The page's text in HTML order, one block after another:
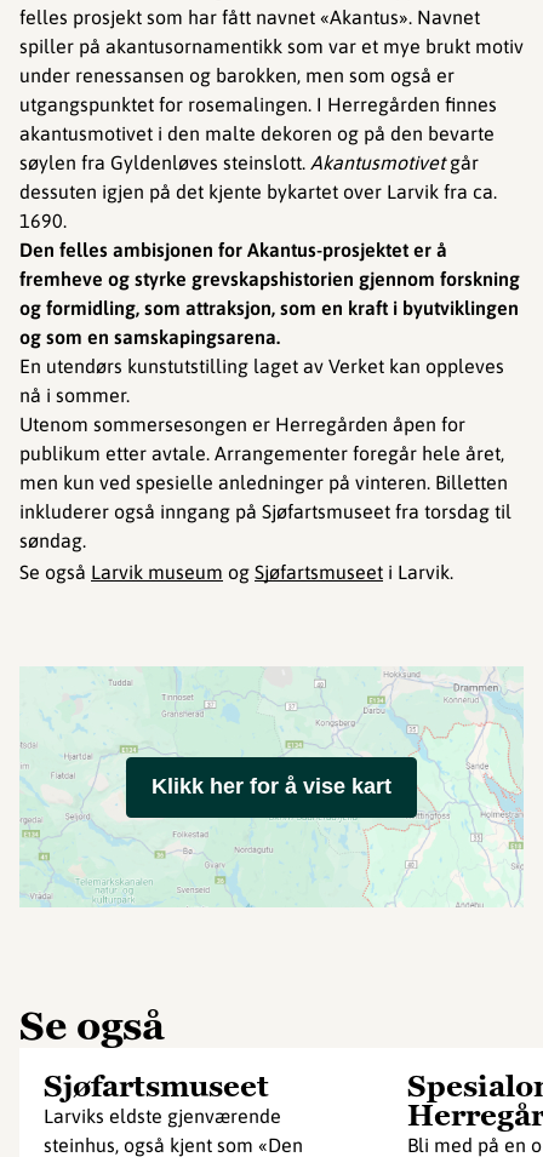
felles prosjekt som har fått navnet «Akantus». Navnet
spiller på akantusornamentikk som var et mye brukt motiv
under renessansen og barokken, men som også er
utgangspunktet for rosemalingen. I Herregården finnes
akantusmotivet i den malte dekoren og på den bevarte
søylen fra Gyldenløves steinslott. Akantusmotivetgår
dessuten igjen på det kjente bykartet over Larvik fra ca.
1690.
Den felles ambisjonen for Akantus-prosjektet er å
fremheve og styrke grevskapshistorien gjennom forskning
og formidling, som attraksjon, som en kraft i byutviklingen
og som en samskapingsarena.
En utendørs kunstutstilling laget av Verket kan oppleves
nå i sommer.
Utenom sommersesongen er Herregården åpen for
publikum etter avtale. Arrangementer foregår hele året,
men kun ved spesielle anledninger på vinteren. Billetten
inkluderer også inngang på Sjøfartsmuseet fra torsdag til
søndag.
Se også Larvik museum og Sjøfartsmuseet i Larvik.
Klikk her for å vise kart
Se også
Sjøfartsmuseet
Larviks eldste gjenværende
steinhus, også kjent som «Den
Bli med på en